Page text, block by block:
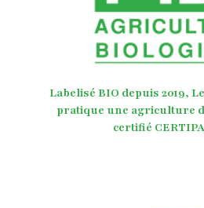
Labelisé BIO depuis 2019,
pratique une agriculture
certifié